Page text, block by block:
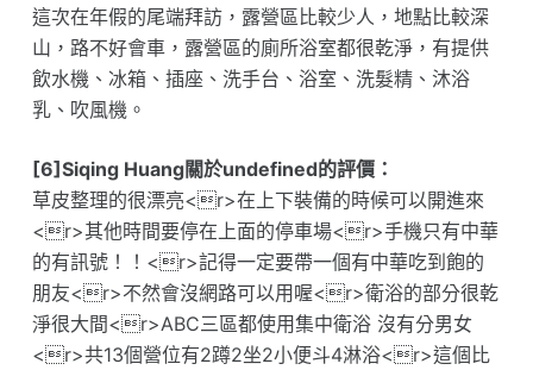
這次在年假的尾端拜訪，露營區比較少人，地點比較深
山，路不好會車，露營區的廁所浴室都很乾淨，有提供
飲水機、冰箱、插座、洗手台、浴室、洗髮精、沐浴
乳、吹風機。
[6]Siqing Huang關於undefined的評價：
草皮整理的很漂亮<r>在上下裝備的時候可以開進來
<r>其他時間要停在上面的停車場<r>手機只有中華
的有訊號！！<r>記得一定要帶一個有中華吃到飽的
朋友<r>不然會沒網路可以用喔<r>衛浴的部分很乾
淨很大間<r>ABC三區都使用集中衛浴 沒有分男女
<r>共13個營位有2蹲2坐2小便斗4淋浴<r>這個比